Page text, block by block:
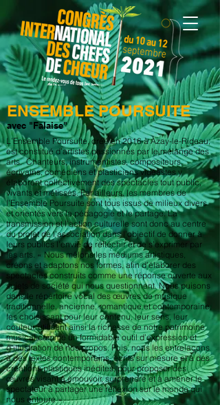
ENSEMBLE POURSUITE
avec "Falaise"
L’Ensemble Poursuite, créé en 2016 à Azay-le-Rideau,
est constitué d’artistes passionnés par le mélange des
arts. Chanteurs, instrumentistes, compositeurs,
écrivains, comédiens et plasticiens vidéastes y
élaborent collectivement des spectacles tout public,
vivants et métissés. Par ailleurs, les membres de
l’Ensemble Poursuite sont tous issus de milieux divers
et orientés vers la pédagogie et le partage. La
transmission et l’action culturelle sont donc au centre
du projet de l’association dans l’objectif de donner à
leurs publics l’envie de réfléchir et de s’exprimer par
les arts. « Nous mêlons les médiums artistiques,
créons et adaptons nos formes, afin d’élaborer des
spectacles construits comme une réponse ouverte aux
sujets de société qui nous questionnent. Nous puisons
dans le répertoire vocal des œuvres de musique
traditionnelle, ancienne, romantique et contemporaine,
les choisissant pour leur contenu, leur sens, leur
couleur, utilisant ainsi la richesse de notre patrimoine
musical comme un formidable outil d’expression et
d’illustration de nos propos. Puis, nous les entrelaçons
à des textes contemporains, écrits sur mesure et à des
créations plastiques inédites, pour proposer des
œuvres visant à émouvoir, surprendre et à amener le
spectateur à partager une réflexion sur le monde qui
nous entoure ».